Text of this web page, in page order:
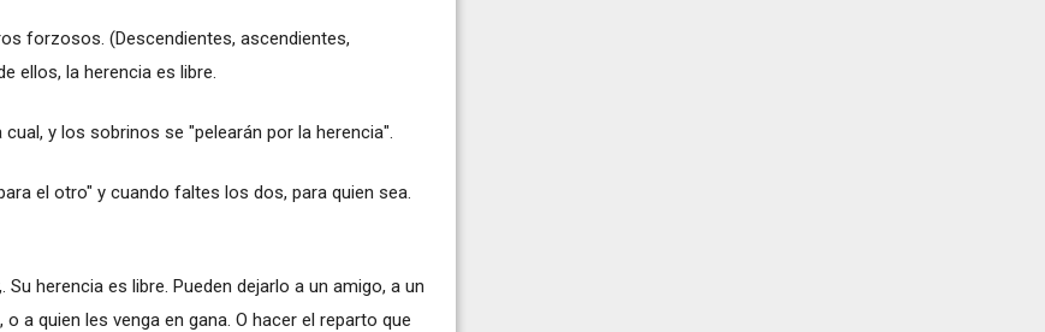
forzosos. (Descendientes, ascendientes,
ellos, la herencia es libre.
y los sobrinos se "pelearán por la herencia".
el otro" y cuando faltes los dos, para quien sea.
herencia es libre. Pueden dejarlo a un amigo, a un
a quien les venga en gana. O hacer el reparto que